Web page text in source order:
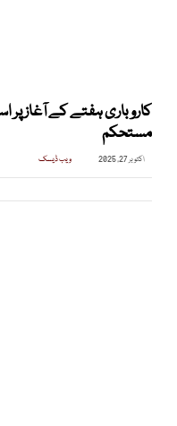
کاروباری ہفتے کے آغاز پر
مستحکم
اکتوبر 27, 2025 ویب ڈیسک